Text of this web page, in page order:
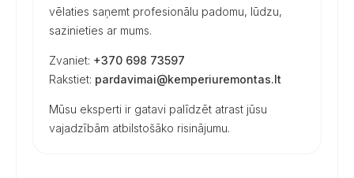
vēlaties saņemt profesionālu padomu, lūdzu,
sazinieties ar mums.
Zvaniet: +370 698 73597
Rakstiet: pardavimai@kemperiuremontas.lt
Mūsu eksperti ir gatavi palīdzēt atrast jūsu
vajadzībām atbilstošāko risinājumu.